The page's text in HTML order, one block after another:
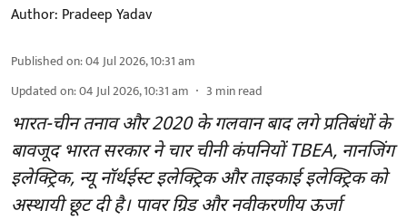
Author: Pradeep Yadav
Published on:04 Jul 2026, 10:31 am
Updated on:04 Jul 2026, 10:31 am 3 min read
भारत-चीन तनाव और 2020 के गलवान बाद लगे प्रतिबंधों के
बावजूद भारत सरकार ने चार चीनी कंपनियों TBEA, नानजिंग
इलेक्ट्रिक, न्यू नॉर्थईस्ट इलेक्ट्रिक और ताइकाई इलेक्ट्रिक को
अस्थायी छूट दी है। पावर ग्रिड और नवीकरणीय ऊर्जा